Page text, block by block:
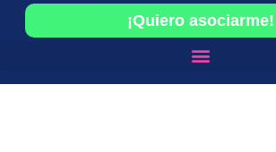
¡Quiero asociarme!